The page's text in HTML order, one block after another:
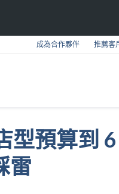
成為合作夥伴 推薦客
型預算到
雷